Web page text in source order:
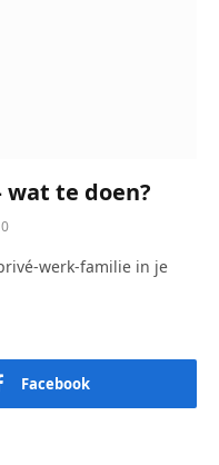
wat te doen?
0
werk-familie in je
Facebook